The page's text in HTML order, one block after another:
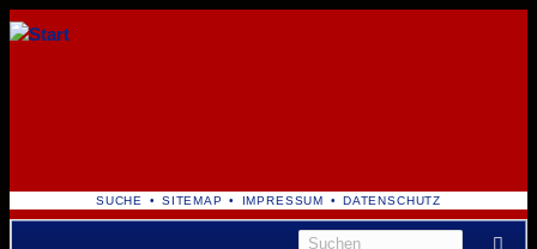
NAVIGATION
ÜBERSPRINGEN
SUCHE SITEMAP IMPRESSUM DATENSCHUTZ